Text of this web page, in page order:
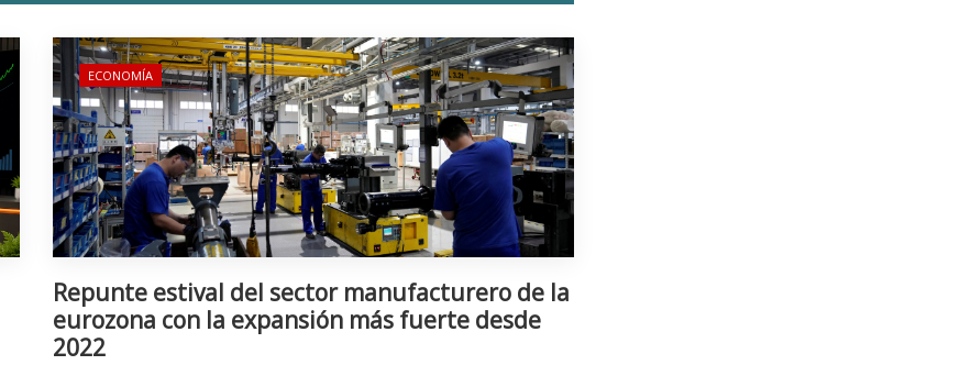
ECONOMÍA
Repunte estival del sector manufacturero de la
eurozona con la expansión más fuerte desde
2022